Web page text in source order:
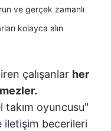
ve gerçek zamanlı
kolayca alın
çalışanlar her
takım oyuncusu"
iletişim becerileri